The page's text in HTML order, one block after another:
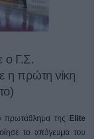
ο Γ.Σ.
η πρώτη νίκη
πρωτάθλημα της
Elite
το απόγευμα του